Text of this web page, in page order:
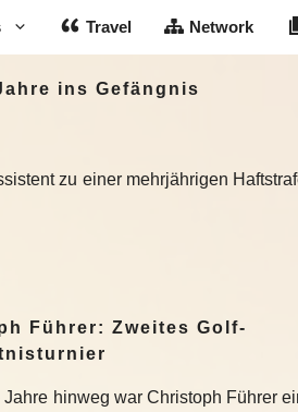
Travel Network
ins Gefängnis
zu einer mehrjährigen
Führer: Zweites Golf-
Jahre hinweg war Christoph Führer